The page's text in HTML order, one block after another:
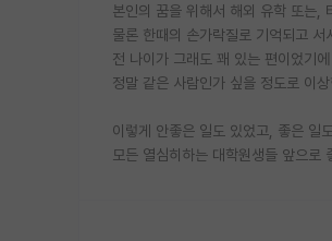
본인의 꿈을 위해서 해외 유학 또는,
물론 한때의 손가락질로 기억되고
전 나이가 그래도 꽤 있는 편이었기
정말 같은 사람인가 싶을 정도로 이
이렇게 안좋은 일도 있었고, 좋은 일
모든 열심히하는 대학원생들 앞으로